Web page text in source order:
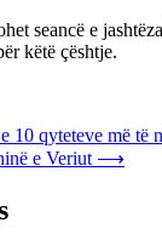
seancë e
këtë çështje.
10 qyteteve më të
e Veriut ⟶